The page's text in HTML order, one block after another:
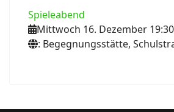
Spieleabend
Mittwoch 16. Dezember 19:30
: Begegnungsstätte,